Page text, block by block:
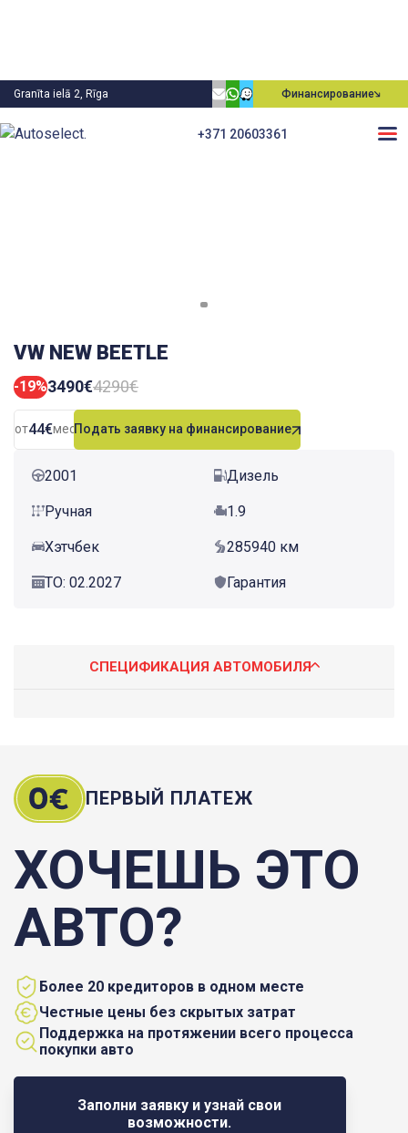
Granīta ielā 2, Rīga Финансирование
+371 20603361
VW NEW BEETLE
-19%3490€4290€
от44€мес.Подать заявку на финансирование
2001 Дизель
Ручная 1.9
Хэтчбек 285940 км
ТО: 02.2027 Гарантия
СПЕЦИФИКАЦИЯ АВТОМОБИЛЯ
Заполни заявку и узнай свои
возможности.
ПЕРВЫЙ ПЛАТЕЖ
ХОЧЕШЬ ЭТО
АВТО?
Более 20 кредиторов в одном месте
Честные цены без скрытых затрат
Поддержка на протяжении всего процесса
покупки авто